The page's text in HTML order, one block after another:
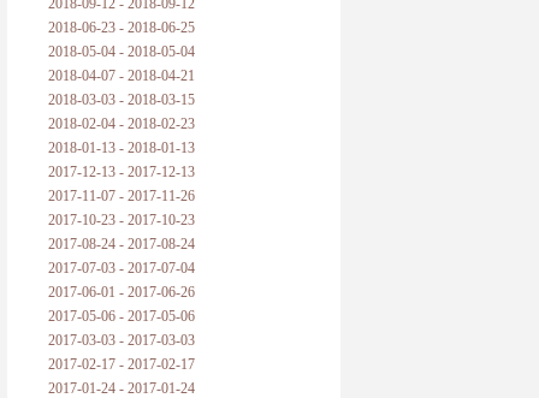
2018-09-12 - 2018-09-12
2018-06-23 - 2018-06-25
2018-05-04 - 2018-05-04
2018-04-07 - 2018-04-21
2018-03-03 - 2018-03-15
2018-02-04 - 2018-02-23
2018-01-13 - 2018-01-13
2017-12-13 - 2017-12-13
2017-11-07 - 2017-11-26
2017-10-23 - 2017-10-23
2017-08-24 - 2017-08-24
2017-07-03 - 2017-07-04
2017-06-01 - 2017-06-26
2017-05-06 - 2017-05-06
2017-03-03 - 2017-03-03
2017-02-17 - 2017-02-17
2017-01-24 - 2017-01-24